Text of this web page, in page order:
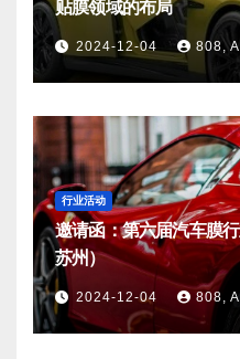
贴膜领域的布局
2024-12-04 808,
行业活动
邀请函：第六届汽车膜
苏州）
2024-12-04 808,